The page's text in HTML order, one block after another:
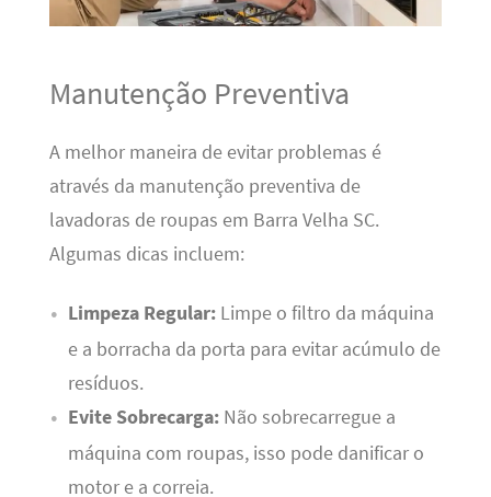
Manutenção Preventiva
A melhor maneira de evitar problemas é
através da manutenção preventiva de
lavadoras de roupas em Barra Velha SC.
Algumas dicas incluem:
Limpeza Regular:Limpe o filtro da máquina
e a borracha da porta para evitar acúmulo de
resíduos.
Evite Sobrecarga:Não sobrecarregue a
máquina com roupas, isso pode danificar o
motor e a correia.